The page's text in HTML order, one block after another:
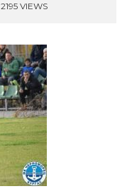
2195 VIEWS